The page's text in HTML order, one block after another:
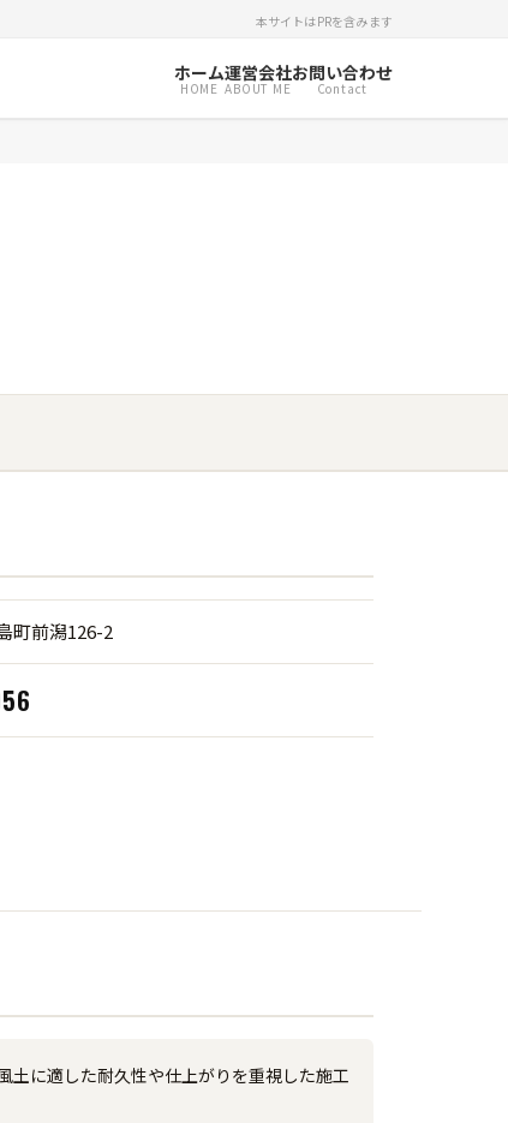
本サイトはPRを含みます
ホーム
HOME
運営会社
ABOUT ME
お問い合わせ
Contact
町前潟126-2
土に適した耐久性や仕上がりを重視した施工